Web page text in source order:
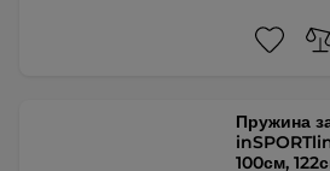
Пружина
100см,